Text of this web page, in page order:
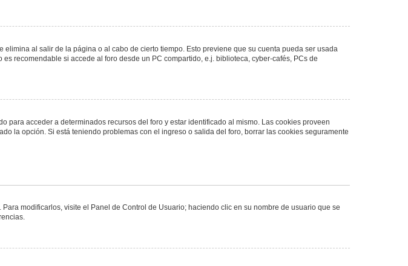
al salir de la página o al cabo de cierto tiempo. Esto previene que su cuenta pueda ser usada
recomendable si accede al foro desde un PC compartido, e.j. biblioteca, cyber-cafés, PCs de
acceder a determinados recursos del foro y estar identificado al mismo. Las cookies proveen
la opción. Si está teniendo problemas con el ingreso o salida del foro, borrar las cookies seguramente
modificarlos, visite el Panel de Control de Usuario; haciendo clic en su nombre de usuario que se